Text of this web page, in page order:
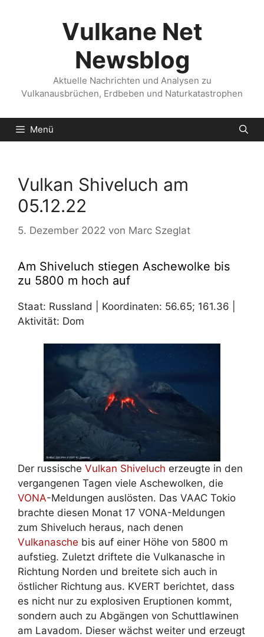
Vulkane Net
Newsblog
Aktuelle Nachrichten und Analysen zu
Vulkanausbrüchen, Erdbeben und Naturkatastrophen
Menü
Vulkan Shiveluch am
05.12.22
5. Dezember 2022 von Marc Szeglat
Am Shiveluch stiegen Aschewolke bis
zu 5800 m hoch auf
Staat: Russland | Koordinaten: 56.65; 161.36 |
Aktivität: Dom
Der russische Vulkan Shiveluch erzeugte in den
vergangenen Tagen viele Aschewolken, die
VONA-Meldungen auslösten. Das VAAC Tokio
brachte diesen Monat 17 VONA-Meldungen
zum Shiveluch heraus, nach denen
Vulkanasche bis auf einer Höhe von 5800 m
aufstieg. Zuletzt driftete die Vulkanasche in
Richtung Norden und breitete sich auch in
östlicher Richtung aus. KVERT berichtet, dass
es nicht nur zu explosiven Eruptionen kommt,
sondern auch zu Abgängen von Schuttlawinen
am Lavadom. Dieser wächst weiter und erzeugt